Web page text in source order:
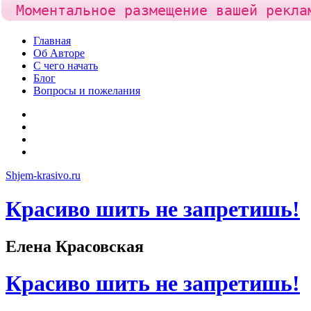
Skip
content
Главная
Об Авторе
С чего начать
Блог
Вопросы и пожелания
Shjem-krasivo.ru
Красиво шить не запретишь!
Елена Красовская
Красиво шить не запретишь!
Моментальное размещение вашей